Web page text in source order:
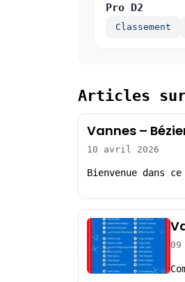
Pro D2
Classement
Articles sur
Vannes –
10 avril 2026
Bienvenue dans